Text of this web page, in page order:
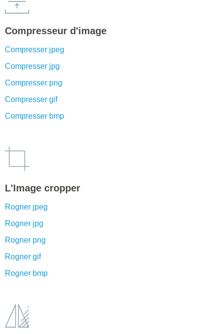
Compresseur d'image
Compresser jpeg
Compresser jpg
Compresser png
Compresser gif
Compresser bmp
L'Image cropper
Rogner jpeg
Rogner jpg
Rogner png
Rogner gif
Rogner bmp